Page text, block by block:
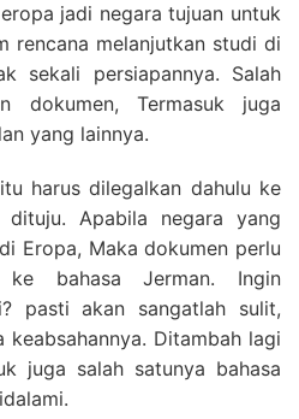
jadi negara tujuan untuk
rencana melanjutkan studi di
sekali persiapannya. Salah
dokumen, Termasuk juga
yang lainnya.
harus dilegalkan dahulu ke
Apabila negara yang
Eropa, Maka dokumen perlu
ke bahasa Jerman. Ingin
pasti akan sangatlah sulit,
Ditambah lagi
juga salah satunya bahasa